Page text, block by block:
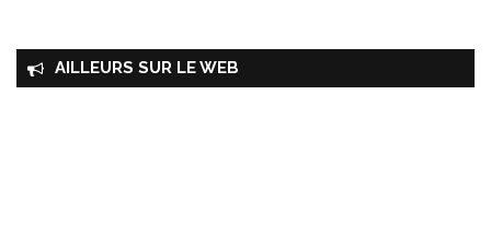
AILLEURS SUR LE WEB